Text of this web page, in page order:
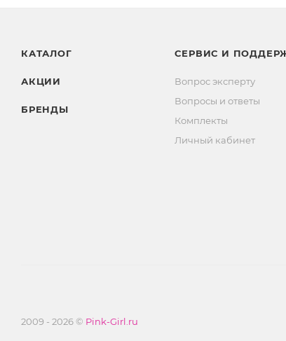
КАТАЛОГ
АКЦИИ
БРЕНДЫ
СЕРВИС И
Вопрос эксперту
Вопросы и ответы
Комплекты
Личный кабинет
2009 - 2026 © Pink-Girl.ru